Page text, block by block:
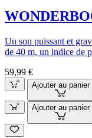
Un son puissant et
de 40 m, un indice de
59,99 €
Ajouter au panier
Ajouter au panier